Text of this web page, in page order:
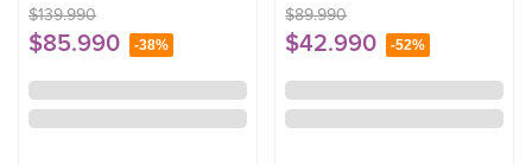
$139.990
$85.990 -38%
$89.990
$42.990 -52%